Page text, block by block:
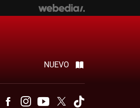
NUEVO
TelegramFacebookInstagramYoutubeTwitter